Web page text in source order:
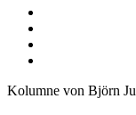
Kolumne von Björn